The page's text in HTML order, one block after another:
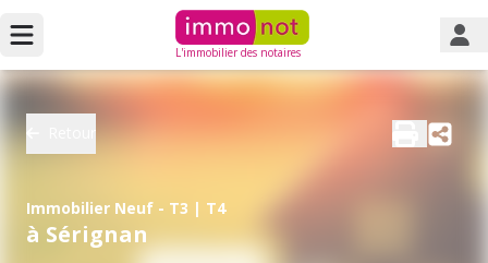
L'immobilier des notaires
Immobilier Neuf - T3 | T4
à Sérignan